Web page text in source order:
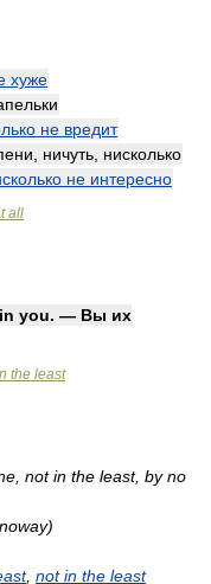
хуже
не вредит
ничуть, нисколько
не интересно
all
in you. — Вы их
the least
not in the least, by no
, not in the least